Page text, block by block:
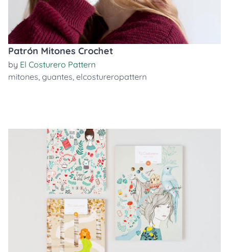
Patrón Mitones Crochet
by El Costurero Pattern
mitones, guantes, elcostureropattern